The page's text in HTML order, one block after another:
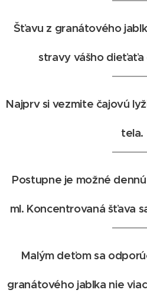
Šťavu z granátového
stravy vášho dieťaťa
Najprv si vezmite čajovú
tela.
Postupne je možné
ml. Koncentrovaná šťava
Malým deťom sa
granátového jablka nie